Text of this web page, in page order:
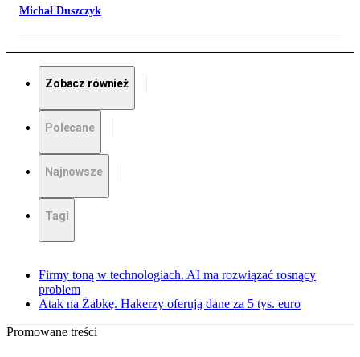
Michał Duszczyk
Zobacz również
Polecane
Najnowsze
Tagi
Firmy toną w technologiach. AI ma rozwiązać rosnący
problem
Atak na Żabkę. Hakerzy oferują dane za 5 tys. euro
Promowane treści